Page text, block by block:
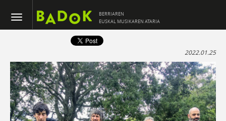
BERRIAREN
EUSKAL MUSIKAREN ATARIA
2022.01.25